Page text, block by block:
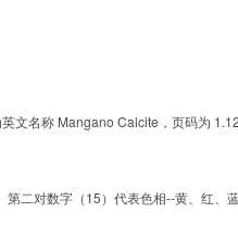
文名称 Mangano Calcite，页码为
二对数字（15）代表色相--黄、红